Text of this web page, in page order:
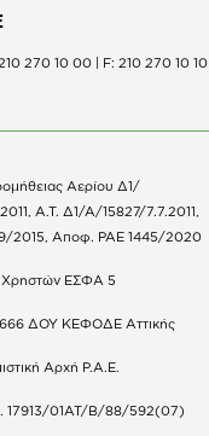
270 10 00 | F: 210 270 10 10
Αερίου Δ1/
Α.Τ. Δ1/Α/15827/7.7.2011,
2015, Αποφ. ΡΑΕ 1445/2020
ΕΣΦΑ 5
ΔΟΥ ΚΕΦΟΔΕ Αττικής
Αρχή Ρ.Α.Ε.
17913/01ΑΤ/Β/88/592(07)